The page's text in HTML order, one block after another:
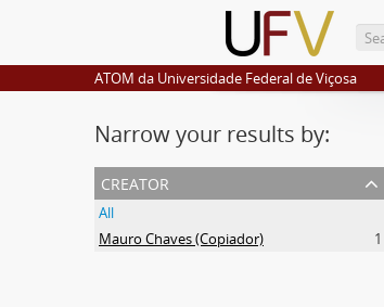
ATOM da Universidade Federal de Viçosa
Narrow your results by:
creator
All
Mauro Chaves (Copiador)
1